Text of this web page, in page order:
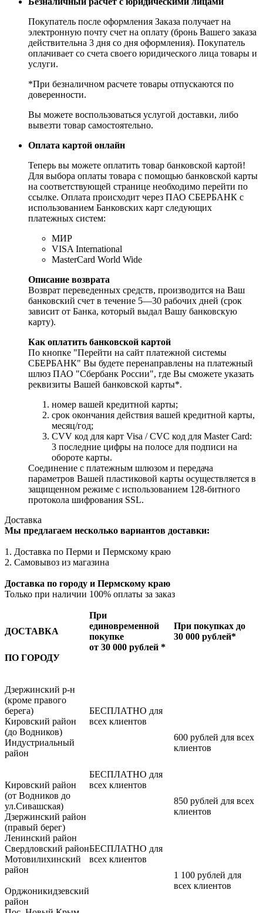
Покупатель после оформления Заказа получает на
электронную почту счет на оплату (бронь Вашего заказа
действительна 3 дня со дня оформления). Покупатель
оплачивает со счета своего юридического лица товары и
услуги.
*При безналичном расчете товары отпускаются по
доверенности.
Вы можете воспользоваться услугой доставки, либо
вывезти товар самостоятельно.
Оплата картой онлайн
Теперь вы можете оплатить товар банковской картой!
Для выбора оплаты товара с помощью банковской карты
на соответствующей странице необходимо перейти по
ссылке. Оплата происходит через ПАО СБЕРБАНК с
использованием Банковских карт следующих
платежных систем:
МИР
VISA International
MasterCard World Wide
Описание возврата
Возврат переведенных средств, производится на Ваш
банковский счет в течение 5—30 рабочих дней (срок
зависит от Банка, который выдал Вашу банковскую
карту).
Как оплатить банковской картой
По кнопке "Перейти на сайт платежной системы
СБЕРБАНК" Вы будете перенаправлены на платежный
шлюз ПАО "Сбербанк России", где Вы сможете указать
реквизиты Вашей банковской карты*.
номер вашей кредитной карты;
cрок окончания действия вашей кредитной карты,
месяц/год;
CVV код для карт Visa / CVC код для Master Card:
3 последние цифры на полосе для подписи на
обороте карты.
Соединение с платежным шлюзом и передача
параметров Вашей пластиковой карты осуществляется в
защищенном режиме с использованием 128-битного
протокола шифрования SSL.
Доставка
Мы предлагаем несколько вариантов доставки:
1. Доставка по Перми и Пермскому краю
2. Самовывоз из магазина
Доставка по городу и Пермскому краю
Только при наличии 100% оплаты за заказ
ДОСТАВКА
При
единовременной
покупке
от 30 000 рублей *
При покупках до
30 000 рублей*
ПО ГОРОДУ
Дзержинский р-н
(кроме правого
берега)
Кировский район
(до Водников)
Индустриальный
район
Кировский район
(от Водников до
ул.Сивашская)
Дзержинский район
(правый берег)
Ленинский район
Свердловский район
Мотовилихинский
район
Орджоникидзевский
район
БЕСПЛАТНО для
всех клиентов
БЕСПЛАТНО для
всех клиентов
БЕСПЛАТНО для
всех клиентов
600 рублей для всех
клиентов
850 рублей для всех
клиентов
1 100 рублей для
всех клиентов